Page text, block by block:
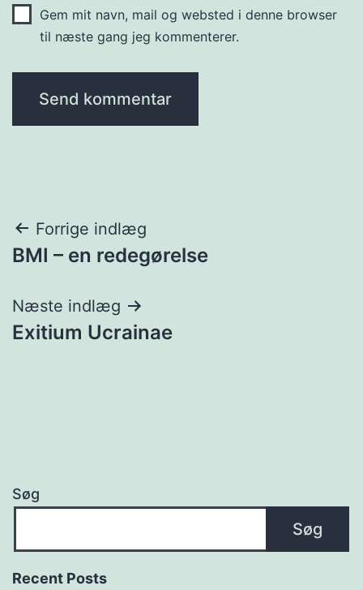
Gem mit navn, mail og websted i denne browser
til næste gang jeg kommenterer.
Indlægsnavigation
Forrige indlæg
BMI – en redegørelse
Næste indlæg
Exitium Ucrainae
Søg
Søg
Recent Posts